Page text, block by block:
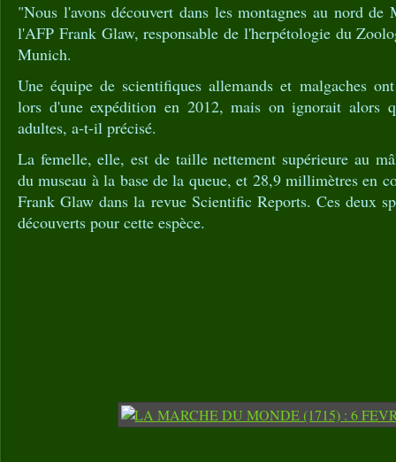
"Nous l'avons découvert dans les montagnes au nord de
l'AFP Frank Glaw, responsable de l'herpétologie du
Munich.
Une équipe de scientifiques allemands et malgaches
lors d'une expédition en 2012, mais on ignorait alors
adultes, a-t-il précisé.
La femelle, elle, est de taille nettement supérieure au
du museau à la base de la queue, et 28,9 millimètres en
Frank Glaw dans la revue Scientific Reports. Ces deux
découverts pour cette espèce.